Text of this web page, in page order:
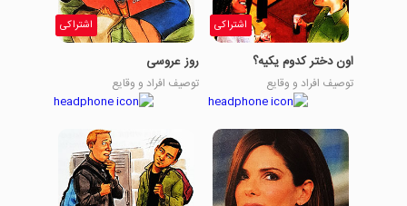
اشتراکی
اون دختر کدوم یکیه؟
توصیف افراد و وقایع
اشتراکی
روز عروسی
توصیف افراد و وقایع